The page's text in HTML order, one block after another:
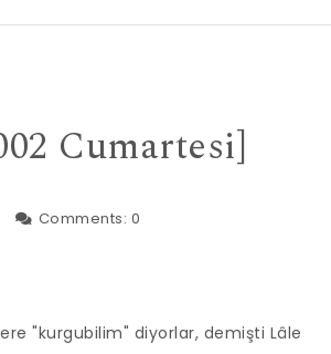
Cumartesi]
Comments: 0
"kurgubilim" diyorlar, demişti Lâle